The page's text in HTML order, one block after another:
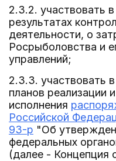
2.3.2. участвовать
результатах
деятельности, о
Росрыболовства и
управлений;
2.3.3. участвовать
планов реализации
исполнения
Российской
93-р "Об
федеральных
(далее - Концепция